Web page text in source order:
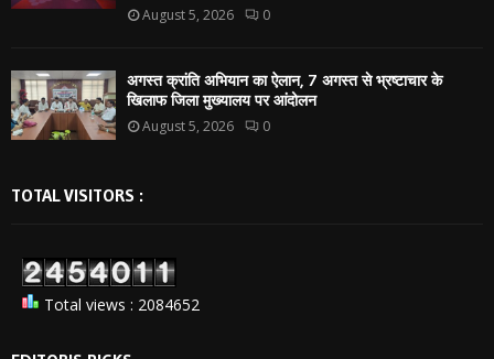
August 5, 2026 0
अगस्त क्रांति अभियान का ऐलान, 7 अगस्त से भ्रष्टाचार के
खिलाफ जिला मुख्यालय पर आंदोलन
August 5, 2026 0
TOTAL VISITORS :
Total views : 2084652